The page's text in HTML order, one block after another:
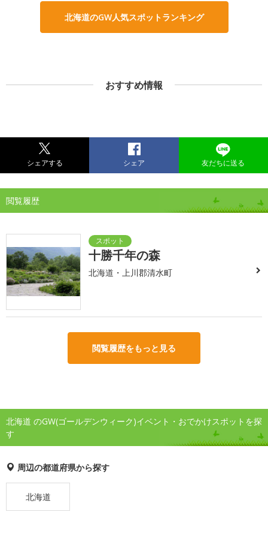
北海道のGW人気スポットランキング
おすすめ情報
シェアする シェア 友だちに送る
閲覧履歴
十勝千年の森
北海道・上川郡清水町
閲覧履歴をもっと見る
北海道 のGW(ゴールデンウィーク)イベント・おでかけスポットを探
す
周辺の都道府県から探す
北海道